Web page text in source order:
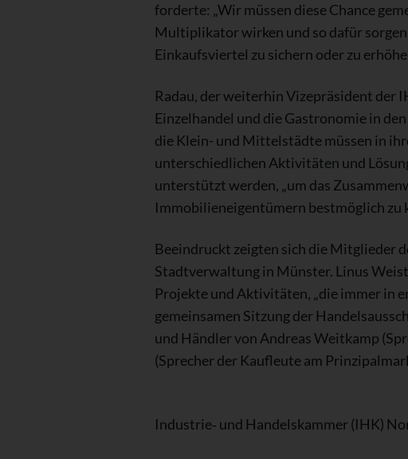
forderte: „Wir müssen diese Chance
Multiplikator wirken und so dafür
Einkaufsviertel zu sichern oder zu
Radau, der weiterhin Vizepräsident der
Einzelhandel und die Gastronomie in
die Klein- und Mittelstädte müssen in
unterschiedlichen Aktivitäten und
unterstützt werden, „um das
Immobilieneigentümern bestmöglich zu
Beeindruckt zeigten sich die Mitglieder
Stadtverwaltung in Münster. Linus
Projekte und Aktivitäten, „die immer in
gemeinsamen Sitzung der
und Händler von Andreas Weitkamp
(Sprecher der Kaufleute am
Industrie‑ und Handelskammer (IHK)